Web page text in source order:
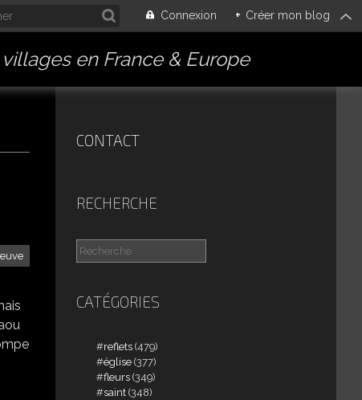
Connexion + Créer mon blog
en France & Europe
CONTACT
RECHERCHE
CATÉGORIES
reflets (479)
église (377)
fleurs (349)
saint (348)